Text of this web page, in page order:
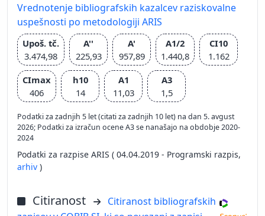
Vrednotenje bibliografskih kazalcev raziskovalne
uspešnosti po metodologiji ARIS
Upoš. tč.
3.474,98
A''
225,93
A'
957,89
A1/2
1.440,8
CI10
1.162
CImax
406
h10
14
A1
11,03
A3
1,5
Podatki za zadnjih 5 let (citati za zadnjih 10 let) na dan 5. avgust
2026; Podatki za izračun ocene A3 se nanašajo na obdobje 2020-
2024
Podatki za razpise ARIS ( 04.04.2019 - Programski razpis,
arhiv )
Citiranost
Citiranost bibliografskih